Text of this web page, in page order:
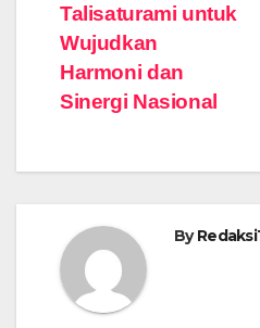
Talisaturami untuk
Wujudkan
Harmoni dan
Sinergi Nasional
By